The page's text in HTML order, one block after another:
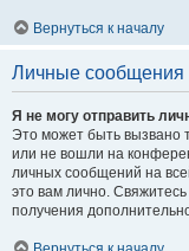
Вернуться к началу
Личные сообщения
Я не могу отправить
Это может быть вызвано
или не вошли на
личных сообщений на
это вам лично.
получения